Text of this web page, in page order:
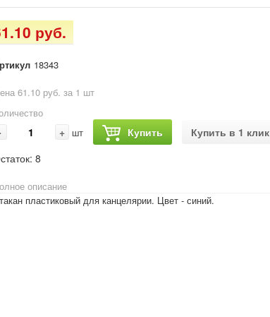
руб.
18343
61.10 руб. за 1 шт
+ шт Купить
Купить в 1 клик
8
описание
пластиковый для канцелярии. Цвет - синий.